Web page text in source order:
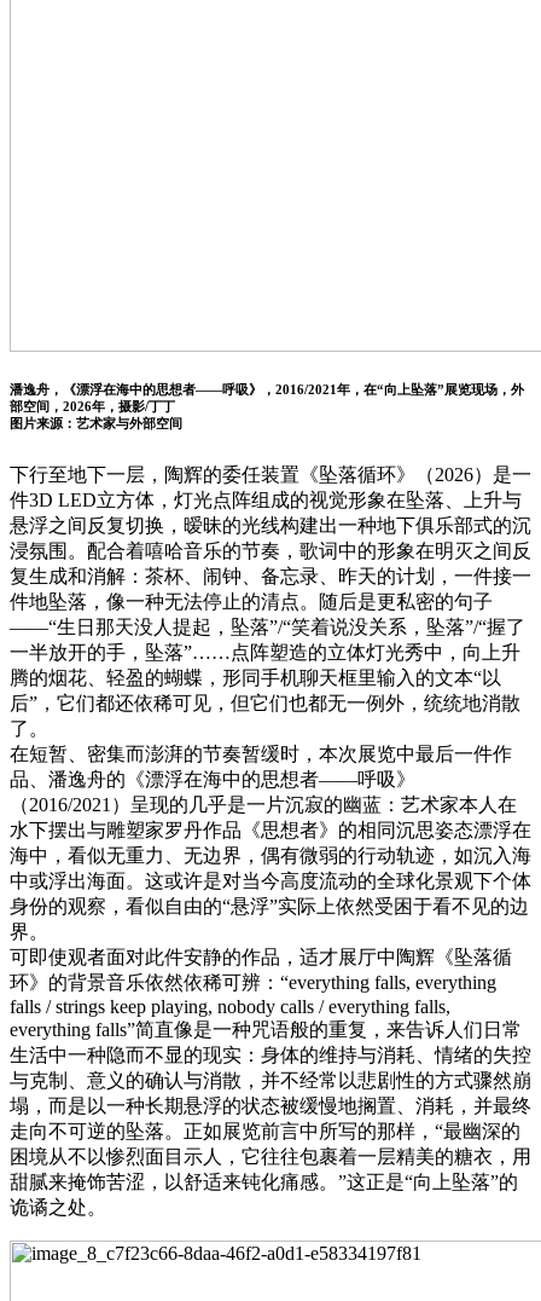
潘逸舟，《漂浮在海中的思想者——呼吸》，2016/2021年，在“向上坠落”展览现场，外
部空间，2026年，摄影/丁丁
图片来源：艺术家与外部空间
下行至地下一层，陶辉的委任装置《坠落循环》（2026）是一
件3D LED立方体，灯光点阵组成的视觉形象在坠落、上升与
悬浮之间反复切换，暧昧的光线构建出一种地下俱乐部式的沉
浸氛围。配合着嘻哈音乐的节奏，歌词中的形象在明灭之间反
复生成和消解：茶杯、闹钟、备忘录、昨天的计划，一件接一
件地坠落，像一种无法停止的清点。随后是更私密的句子
——“生日那天没人提起，坠落”/“笑着说没关系，坠落”/“握了
一半放开的手，坠落”……点阵塑造的立体灯光秀中，向上升
腾的烟花、轻盈的蝴蝶，形同手机聊天框里输入的文本“以
后”，它们都还依稀可见，但它们也都无一例外，统统地消散
了。
在短暂、密集而澎湃的节奏暂缓时，本次展览中最后一件作
品、潘逸舟的《漂浮在海中的思想者——呼吸》
（2016/2021）呈现的几乎是一片沉寂的幽蓝：艺术家本人在
水下摆出与雕塑家罗丹作品《思想者》的相同沉思姿态漂浮在
海中，看似无重力、无边界，偶有微弱的行动轨迹，如沉入海
中或浮出海面。这或许是对当今高度流动的全球化景观下个体
身份的观察，看似自由的“悬浮”实际上依然受困于看不见的边
界。
可即使观者面对此件安静的作品，适才展厅中陶辉《坠落循
环》的背景音乐依然依稀可辨：“everything falls, everything
falls / strings keep playing, nobody calls / everything falls,
everything falls”简直像是一种咒语般的重复，来告诉人们日常
生活中一种隐而不显的现实：身体的维持与消耗、情绪的失控
与克制、意义的确认与消散，并不经常以悲剧性的方式骤然崩
塌，而是以一种长期悬浮的状态被缓慢地搁置、消耗，并最终
走向不可逆的坠落。正如展览前言中所写的那样，“最幽深的
困境从不以惨烈面目示人，它往往包裹着一层精美的糖衣，用
甜腻来掩饰苦涩，以舒适来钝化痛感。”这正是“向上坠落”的
诡谲之处。